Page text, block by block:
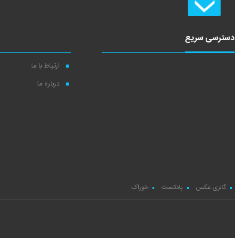
دسترسی سریع
ارتباط با ما
درباره ما
گالری عکس پادکست خوراک